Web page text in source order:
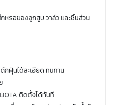
หรอของลูกสูบ วาล์ว และชิ้นส่วน
ฝุ่นได้ละเอียด ทนทาน
ติดตั้งได้ทันที